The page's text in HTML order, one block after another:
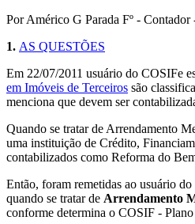
Por Américo G Parada Fº -
1. AS QUESTÕES
Em 22/07/2011 usuário do COSIFe
em Imóveis de Terceiros são
menciona que devem ser
Quando se tratar de Arrendamento
uma instituição de Crédito,
contabilizados como Reforma do
Então, foram remetidas ao usuário
quando se tratar de Arrendamento
conforme determina o COSIF -